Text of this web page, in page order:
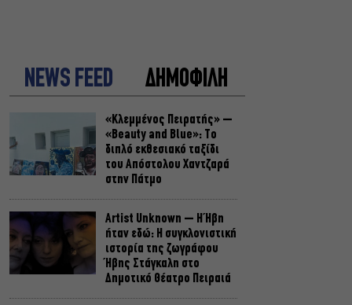
NEWS FEED ΔΗΜΟΦΙΛΗ
«Κλεμμένος Πειρατής» –
«Beauty and Blue»: Το
διπλό εκθεσιακό ταξίδι
του Απόστολου Χαντζαρά
στην Πάτμο
Artist Unknown – Η Ήβη
ήταν εδώ: Η συγκλονιστική
ιστορία της ζωγράφου
Ήβης Στάγκαλη στο
Δημοτικό Θέατρο Πειραιά